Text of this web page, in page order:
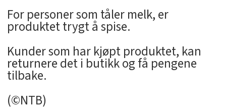
For personer som tåler melk, er
produktet trygt å spise.
Kunder som har kjøpt produktet, kan
returnere det i butikk og få pengene
tilbake.
(©NTB)